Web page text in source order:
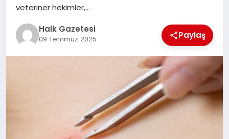
YAŞAM
veteriner hekimler,…
Halk Gazetesi
09 Temmuz 2025 Paylaş